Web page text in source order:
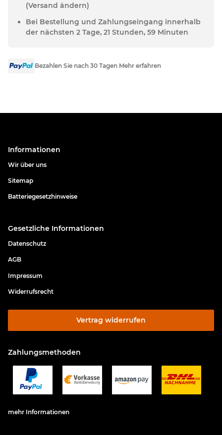
(Versand ändern)
Bei Bestellung und Zahlungseingang innerhalb
der nächsten 2 Tage, 21 Stunden, 59 Minuten
Bezahlen Sie nach 30 Tagen Mehr erfahren
Informationen
Wir über uns
Sitemap
Batteriegesetzhinweise
Gesetzliche Informationen
Datenschutz
AGB
Impressum
Widerrufsrecht
Vertrag widerrufen
Zahlungsmethoden
mehr Informationen